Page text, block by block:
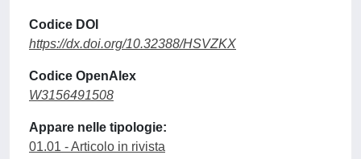
Codice DOI
https://dx.doi.org/10.32388/HSVZKX
Codice OpenAlex
W3156491508
Appare nelle tipologie:
01.01 - Articolo in rivista